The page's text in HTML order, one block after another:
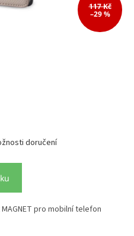
117 Kč
–29 %
doručení
pro mobilní telefon